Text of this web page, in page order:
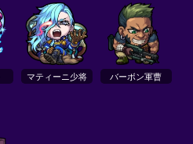
マティーニ少将 バーボン軍曹